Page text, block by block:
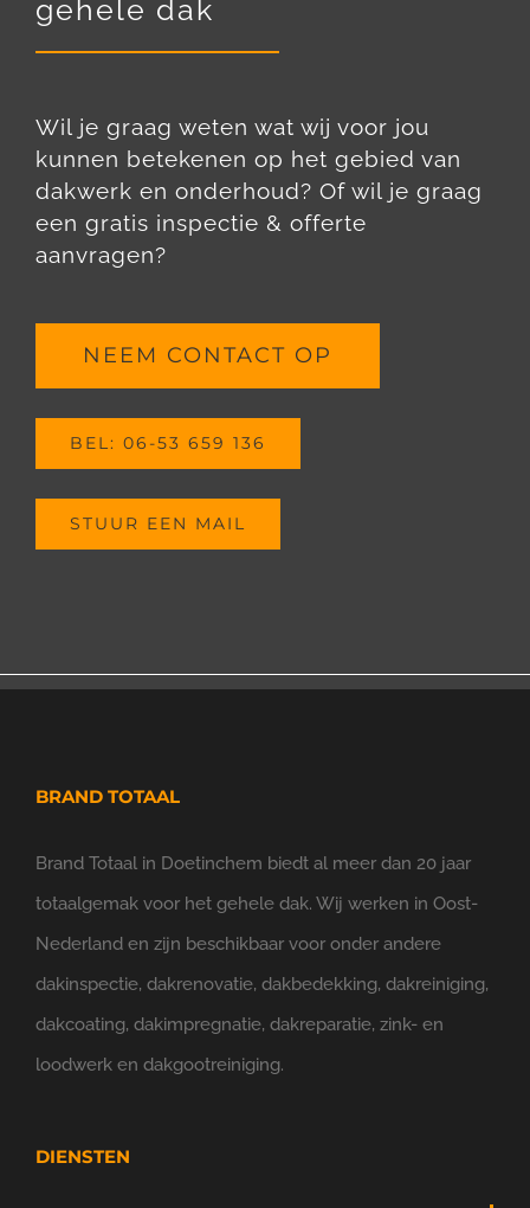
gehele dak
Wil je graag weten wat wij voor jou
kunnen betekenen op het gebied van
dakwerk en onderhoud? Of wil je graag
een gratis inspectie & offerte
aanvragen?
NEEM CONTACT OP
BEL: 06-53 659 136
STUUR EEN MAIL
BRAND TOTAAL
Brand Totaal in Doetinchem biedt al meer dan 20 jaar
totaalgemak voor het gehele dak. Wij werken in Oost-
Nederland en zijn beschikbaar voor onder andere
dakinspectie, dakrenovatie, dakbedekking, dakreiniging,
dakcoating, dakimpregnatie, dakreparatie, zink- en
loodwerk en dakgootreiniging.
DIENSTEN